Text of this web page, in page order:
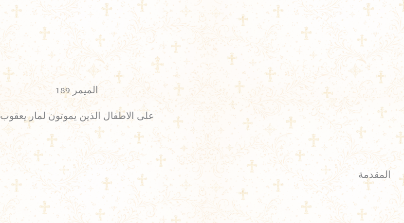
الميمر 189
على الاطفال الذين يموتون لمار يعقوب
المقدمة